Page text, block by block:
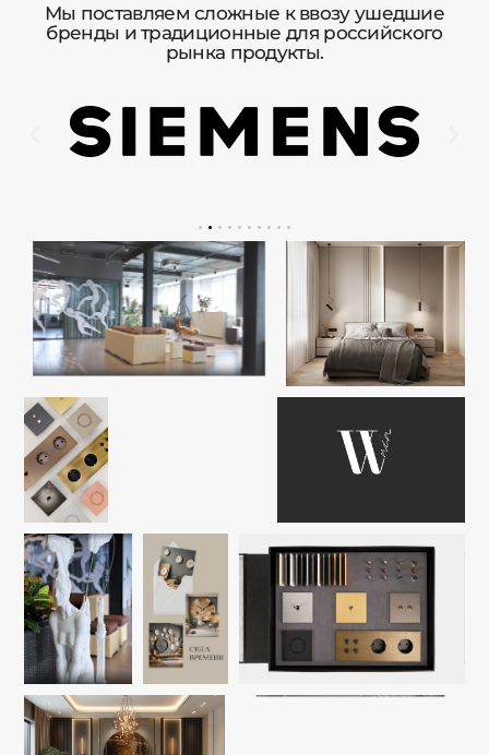
Мы поставляем сложные к ввозу ушедшие
бренды и традиционные для российского
рынка продукты.